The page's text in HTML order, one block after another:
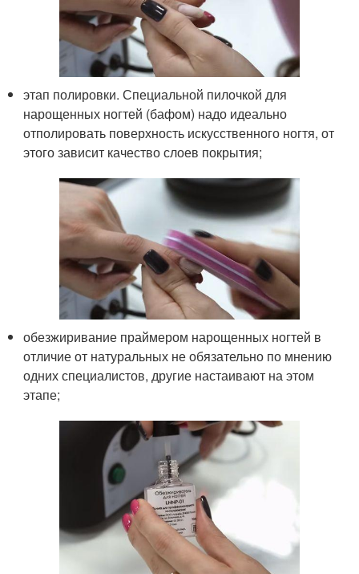
этап полировки. Специальной пилочкой для
нарощенных ногтей (бафом) надо идеально
отполировать поверхность искусственного ногтя, от
этого зависит качество слоев покрытия;
обезжиривание праймером нарощенных ногтей в
отличие от натуральных не обязательно по мнению
одних специалистов, другие настаивают на этом
этапе;